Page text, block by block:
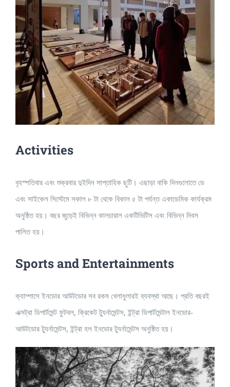
Activities
বৃহস্পতিবার এবং শুক্রবার দুইদিন সাপ্তাহিক ছুটি। এছাড়া বাকি দিনগুলোতে ডে
এবং সাইকেল সিস্টেমে সকাল ৮ টা থেকে বিকাল ৫ টা পর্যন্ত একাডেমিক কার্যক্রম
অনুষ্ঠিত হয়। বছর জুড়েই বিভিন্ন কালচারাল একটিভিটিস এবং বিভিন্ন দিবস
পালিত হয়।
Sports and Entertainments
ক্যাম্পাসে ইনডোর আউটডোর সব রকম খেলাধুলারই ব্যবস্থা আছে। প্রতি বছরই
এক্সট্রা ডিপার্টমেন্ট ফুটবল, ক্রিকেট ট্যুর্নামেন্টস, ইন্ট্রা ডিপার্টমেন্টাল ইনডোর-
আউটডোর ট্যুর্নামেন্টস, ইন্ট্রা হল ইনডোর ট্যুর্নামেন্টস অনুষ্ঠিত হয়।